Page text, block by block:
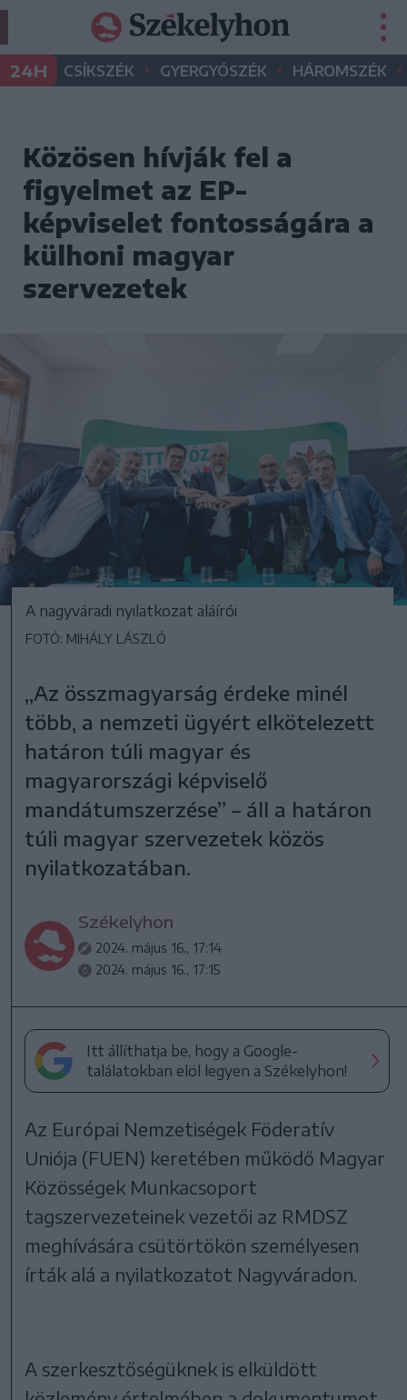
24H CSÍKSZÉK • GYERGYÓSZÉK • HÁROMSZÉK •
Közösen hívják fel a
figyelmet az EP-
képviselet fontosságára a
külhoni magyar
szervezetek
A nagyváradi nyilatkozat aláírói
FOTÓ: MIHÁLY LÁSZLÓ
„Az összmagyarság érdeke minél
több, a nemzeti ügyért elkötelezett
határon túli magyar és
magyarországi képviselő
mandátumszerzése” – áll a határon
túli magyar szervezetek közös
nyilatkozatában.
Székelyhon
2024. május 16., 17:14
2024. május 16., 17:15
Itt állíthatja be, hogy a Google-
találatokban elöl legyen a Székelyhon!
Az Európai Nemzetiségek Föderatív
Uniója (FUEN) keretében működő Magyar
Közösségek Munkacsoport
tagszervezeteinek vezetői az RMDSZ
meghívására csütörtökön személyesen
írták alá a nyilatkozatot Nagyváradon.
A szerkesztőségüknek is elküldött